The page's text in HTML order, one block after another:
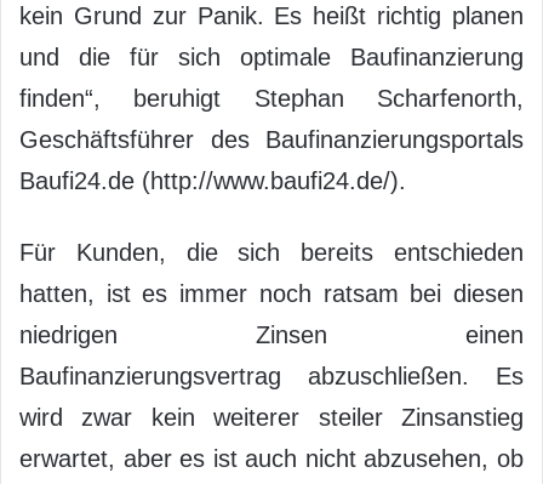
kein Grund zur Panik. Es heißt richtig planen
und die für sich optimale Baufinanzierung
finden“, beruhigt Stephan Scharfenorth,
Geschäftsführer des Baufinanzierungsportals
Baufi24.de (http://www.baufi24.de/).
Für Kunden, die sich bereits entschieden
hatten, ist es immer noch ratsam bei diesen
niedrigen Zinsen einen
Baufinanzierungsvertrag abzuschließen. Es
wird zwar kein weiterer steiler Zinsanstieg
erwartet, aber es ist auch nicht abzusehen, ob